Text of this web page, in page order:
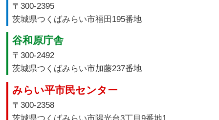
〒300-2395
茨城県つくばみらい市福田195番地
谷和原庁舎
〒300-2492
茨城県つくばみらい市加藤237番地
みらい平市民センター
〒300-2358
茨城県つくばみらい市陽光台3丁目9番地1